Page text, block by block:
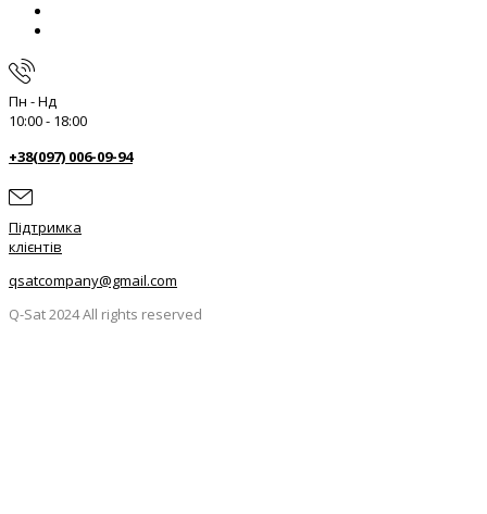
Пн - Нд
10:00 - 18:00
+38(097) 006-09-94
Підтримка
клієнтів
qsatcompany@gmail.com
Q-Sat 2024 All rights reserved